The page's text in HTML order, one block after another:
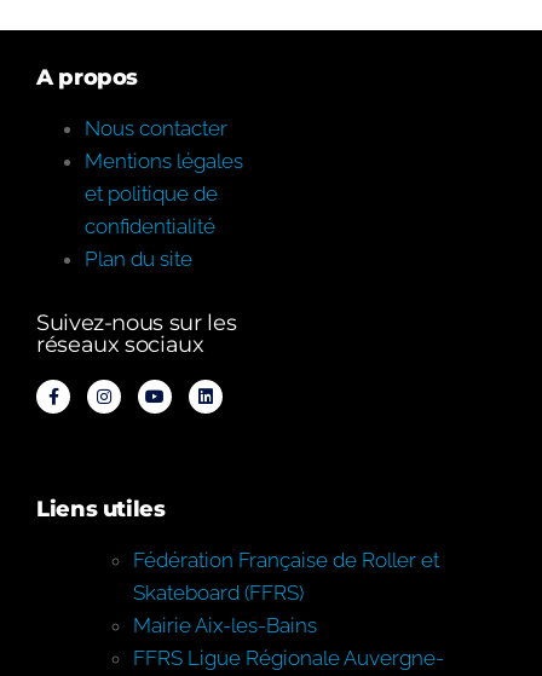
A propos
Nous contacter
Mentions légales
et politique de
confidentialité
Plan du site
Suivez-nous sur les
réseaux sociaux
Liens utiles
Fédération Française de Roller et
Skateboard (FFRS)
Mairie Aix-les-Bains
FFRS Ligue Régionale Auvergne-